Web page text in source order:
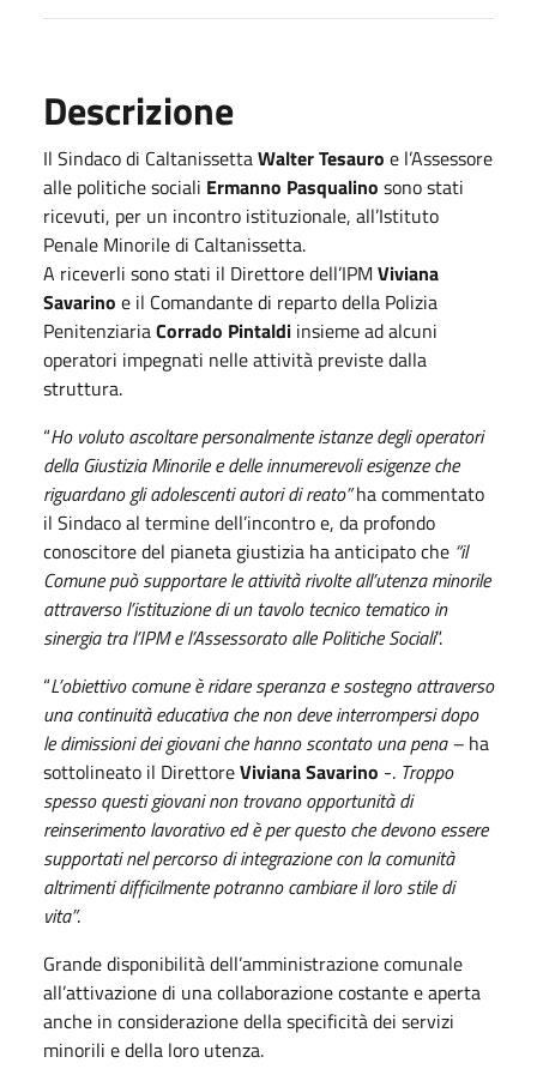
Descrizione
Il Sindaco di CaltanissettaWalter Tesauro e l’Assessore
alle politiche sociali Ermanno Pasqualino sono stati
ricevuti, per un incontro istituzionale, all’Istituto
Penale Minorile di Caltanissetta.
A riceverli sono stati il Direttore dell’IPM Viviana
Savarino e il Comandante di reparto della Polizia
PenitenziariaCorrado Pintaldi insieme ad alcuni
operatori impegnati nelle attività previste dalla
struttura.
“Ho voluto ascoltare personalmente istanze degli operatori
della Giustizia Minorile e delle innumerevoli esigenze che
riguardano gli adolescenti autori di reato”ha commentato
il Sindaco al termine dell’incontro e, da profondo
conoscitore del pianeta giustizia ha anticipato che “il
Comune può supportare le attività rivolte all’utenza minorile
attraverso l’istituzione di un tavolo tecnico tematico in
sinergia tra l’IPM e l’Assessorato alle Politiche Sociali”.
“L’obiettivo comune è ridare speranza e sostegno attraverso
una continuità educativa che non deve interrompersi dopo
le dimissioni dei giovani che hanno scontato una pena – ha
sottolineato il DirettoreViviana Savarino -. Troppo
spesso questi giovani non trovano opportunità di
reinserimento lavorativo ed è per questo che devono essere
supportati nel percorso di integrazione con la comunità
altrimenti difficilmente potranno cambiare il loro stile di
vita”.
Grande disponibilità dell’amministrazione comunale
all’attivazione di una collaborazione costante e aperta
anche in considerazione della specificità dei servizi
minorili e della loro utenza.